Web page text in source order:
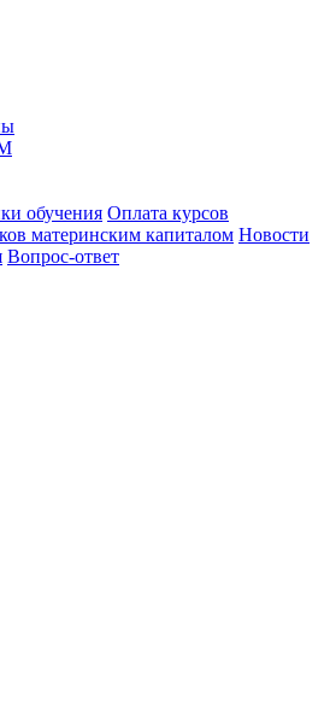
обучения Оплата курсов
материнским капиталом Новости
Вопрос-ответ